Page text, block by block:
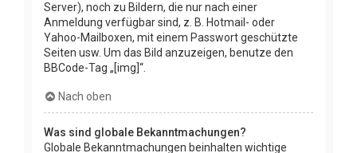
Server), noch zu Bildern, die nur nach einer
Anmeldung verfügbar sind, z. B. Hotmail- oder
Yahoo-Mailboxen, mit einem Passwort geschützte
Seiten usw. Um das Bild anzuzeigen, benutze den
BBCode-Tag „[img]“.
Nach oben
Was sind globale Bekanntmachungen?
Globale Bekanntmachungen beinhalten wichtige